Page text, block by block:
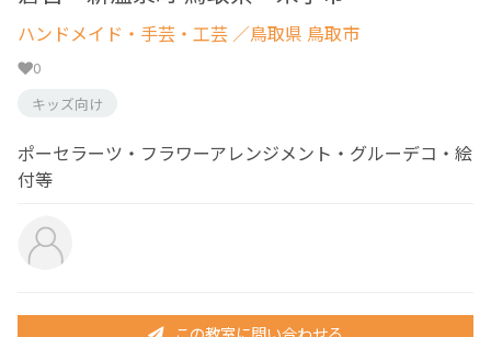
ハンドメイド・手芸・工芸 ／鳥取県 鳥取市
0
キッズ向け
ポーセラーツ・フラワーアレンジメント・グルーデコ・絵
付等